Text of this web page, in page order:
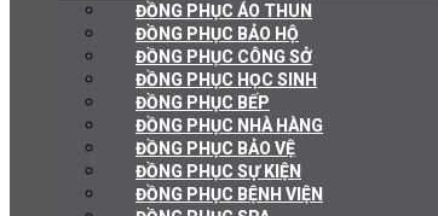
ĐỒNG PHỤC ÁO THUN
ĐỒNG PHỤC BẢO HỘ
ĐỒNG PHỤC CÔNG SỞ
ĐỒNG PHỤC HỌC SINH
ĐỒNG PHỤC BẾP
ĐỒNG PHỤC NHÀ HÀNG
ĐỒNG PHỤC BẢO VỆ
ĐỒNG PHỤC SỰ KIỆN
ĐỒNG PHỤC BỆNH VIỆN